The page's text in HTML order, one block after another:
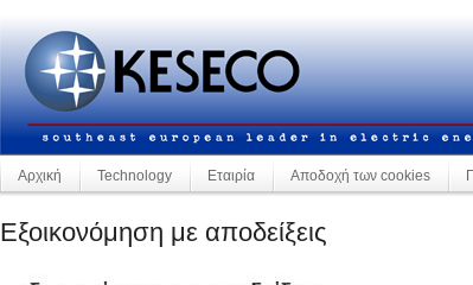
Αρχική Technology Εταιρία Αποδοχή των cookies
Εξοικονόμηση με αποδείξεις